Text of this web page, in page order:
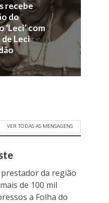
recebe
do
com
Leci
VER TODAS AS MENSAGENS
da região
de 100 mil
a Folha do